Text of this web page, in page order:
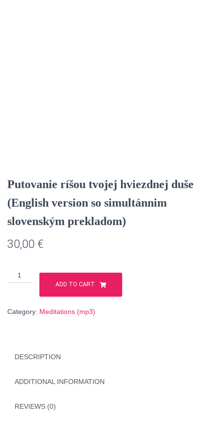
Putovanie ríšou tvojej hviezdnej duše
(English version so simultánnim
slovenským prekladom)
30,00 €
Putovanie
ríšou
duše
simultánnim
prekladom)
ADD TO CART
Category: Meditations (mp3)
DESCRIPTION
ADDITIONAL INFORMATION
REVIEWS (0)